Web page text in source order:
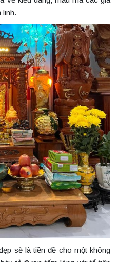
linh.
sẽ là tiền đề cho một không